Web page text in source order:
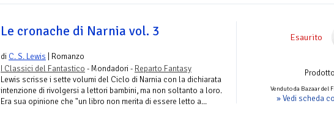
Esaurito
Venduto da Bazaar del
» Vedi scheda
Le cronache di Narnia vol. 3
di C. S. Lewis | Romanzo
I Classici del Fantastico - Mondadori - Reparto Fantasy
Lewis scrisse i sette volumi del Ciclo di Narnia con la dichiarata
intenzione di rivolgersi a lettori bambini, ma non soltanto a loro.
Era sua opinione che "un libro non merita di essere letto a...